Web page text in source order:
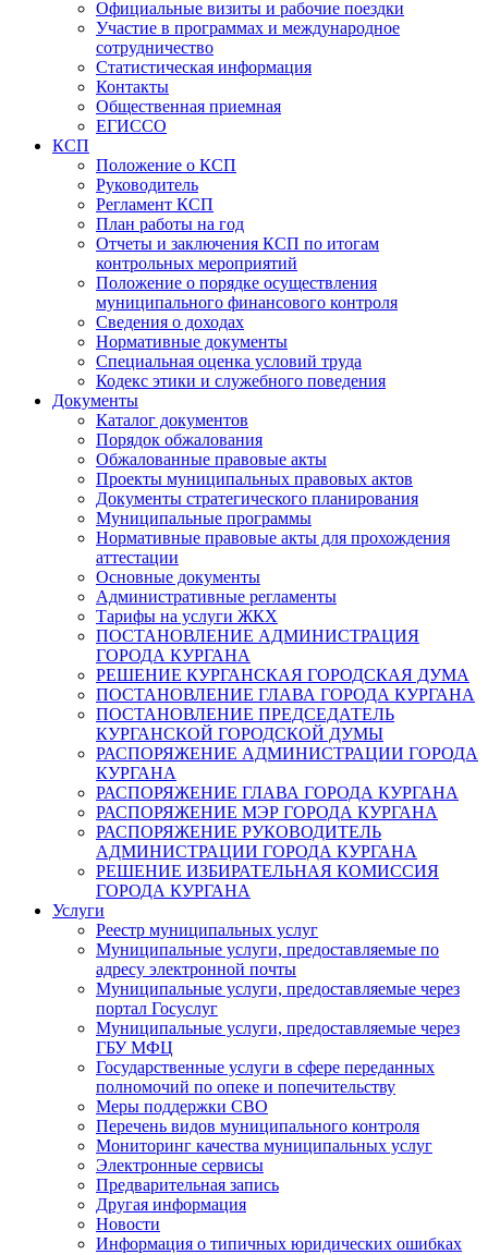
Официальные визиты и рабочие поездки
Участие в программах и международное
сотрудничество
Статистическая информация
Контакты
Общественная приемная
ЕГИССО
КСП
Положение о КСП
Руководитель
Регламент КСП
План работы на год
Отчеты и заключения КСП по итогам
контрольных мероприятий
Положение о порядке осуществления
муниципального финансового контроля
Сведения о доходах
Нормативные документы
Специальная оценка условий труда
Кодекс этики и служебного поведения
Документы
Каталог документов
Порядок обжалования
Обжалованные правовые акты
Проекты муниципальных правовых актов
Документы стратегического планирования
Муниципальные программы
Нормативные правовые акты для прохождения
аттестации
Основные документы
Административные регламенты
Тарифы на услуги ЖКХ
ПОСТАНОВЛЕНИЕ АДМИНИСТРАЦИЯ
ГОРОДА КУРГАНА
РЕШЕНИЕ КУРГАНСКАЯ ГОРОДСКАЯ ДУМА
ПОСТАНОВЛЕНИЕ ГЛАВА ГОРОДА КУРГАНА
ПОСТАНОВЛЕНИЕ ПРЕДСЕДАТЕЛЬ
КУРГАНСКОЙ ГОРОДСКОЙ ДУМЫ
РАСПОРЯЖЕНИЕ АДМИНИСТРАЦИИ ГОРОДА
КУРГАНА
РАСПОРЯЖЕНИЕ ГЛАВА ГОРОДА КУРГАНА
РАСПОРЯЖЕНИЕ МЭР ГОРОДА КУРГАНА
РАСПОРЯЖЕНИЕ РУКОВОДИТЕЛЬ
АДМИНИСТРАЦИИ ГОРОДА КУРГАНА
РЕШЕНИЕ ИЗБИРАТЕЛЬНАЯ КОМИССИЯ
ГОРОДА КУРГАНА
Услуги
Реестр муниципальных услуг
Муниципальные услуги, предоставляемые по
адресу электронной почты
Муниципальные услуги, предоставляемые через
портал Госуслуг
Муниципальные услуги, предоставляемые через
ГБУ МФЦ
Государственные услуги в сфере переданных
полномочий по опеке и попечительству
Меры поддержки СВО
Перечень видов муниципального контроля
Мониторинг качества муниципальных услуг
Электронные сервисы
Предварительная запись
Другая информация
Новости
Информация о типичных юридических ошибках